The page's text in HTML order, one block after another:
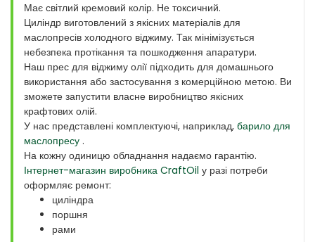
Має світлий кремовий колір. Не токсичний.
Циліндр виготовлений з якісних матеріалів для
маслопресів холодного віджиму. Так мінімізується
небезпека протікання та пошкодження апаратури.
Наш прес для віджиму олії підходить для домашнього
використання або застосування з комерційною метою. Ви
зможете запустити власне виробництво якісних
крафтових олій.
У нас представлені комплектуючі, наприклад, барило для
маслопресу .
На кожну одиницю обладнання надаємо гарантію.
Інтернет-магазин виробника CraftOil у разі потреби
оформляє ремонт:
циліндра
поршня
рами